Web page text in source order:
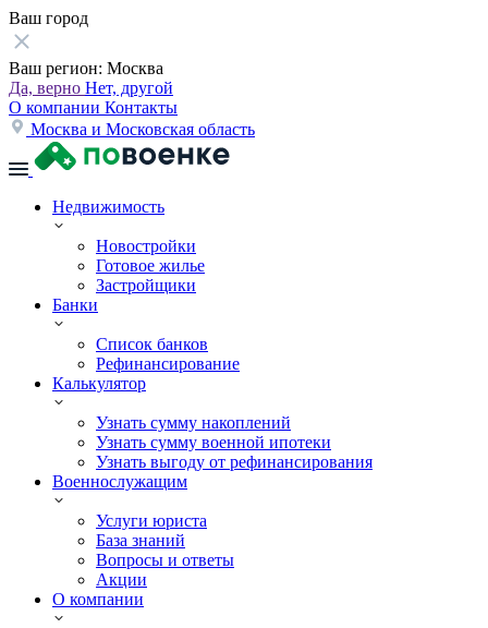
Ваш город
Ваш регион: Москва
Да, верно Нет, другой
О компании Контакты
Москва и Московская область
Недвижимость
Новостройки
Готовое жилье
Застройщики
Банки
Список банков
Рефинансирование
Калькулятор
Узнать сумму накоплений
Узнать сумму военной ипотеки
Узнать выгоду от рефинансирования
Военнослужащим
Услуги юриста
База знаний
Вопросы и ответы
Акции
О компании